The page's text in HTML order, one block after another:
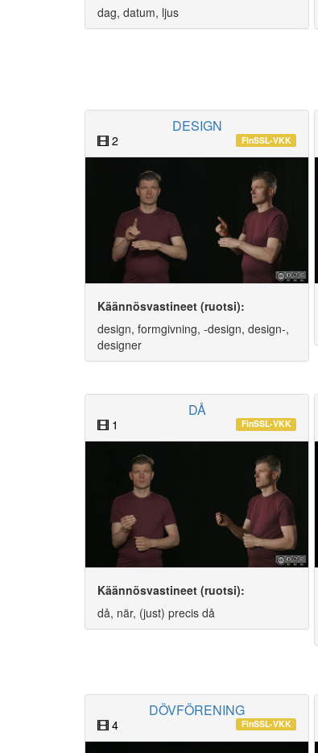
dag, datum, ljus
DESIGN
2 FinSSL-VKK
Käännösvastineet (ruotsi):
design, formgivning, -design, design-,
designer
DÅ
1 FinSSL-VKK
Käännösvastineet (ruotsi):
då, när, (just) precis då
DÖVFÖRENING
4 FinSSL-VKK